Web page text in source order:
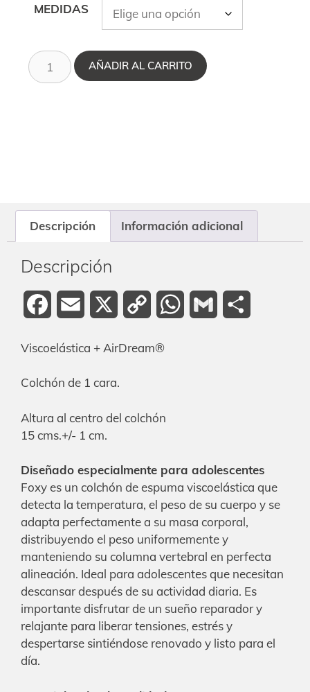
MEDIDAS
AÑADIR AL CARRITO
Descripción Información adicional
Descripción
FacebookEmail
Copy
WhatsApp
Gmail
Viscoelástica + AirDream®
Colchón de 1 cara.
Altura al centro del colchón
15 cms.+/- 1 cm.
Diseñado especialmente para adolescentes
Foxy es un colchón de espuma viscoelástica que
detecta la temperatura, el peso de su cuerpo y se
adapta perfectamente a su masa corporal,
distribuyendo el peso uniformemente y
manteniendo su columna vertebral en perfecta
alineación. Ideal para adolescentes que necesitan
descansar después de su actividad diaria. Es
importante disfrutar de un sueño reparador y
relajante para liberar tensiones, estrés y
despertarse sintiéndose renovado y listo para el
día.